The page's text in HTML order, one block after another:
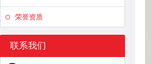
荣誉资质
联系我们